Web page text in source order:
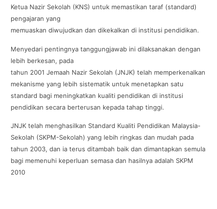
Ketua Nazir Sekolah (KNS) untuk memastikan taraf (standard)
pengajaran yang
memuaskan diwujudkan dan dikekalkan di institusi pendidikan.
Menyedari pentingnya tanggungjawab ini dilaksanakan dengan
lebih berkesan, pada
tahun 2001 Jemaah Nazir Sekolah (JNJK) telah memperkenalkan
mekanisme yang lebih sistematik untuk menetapkan satu
standard bagi meningkatkan kualiti pendidikan di institusi
pendidikan secara berterusan kepada tahap tinggi.
JNJK telah menghasilkan Standard Kualiti Pendidikan Malaysia-
Sekolah (SKPM-Sekolah) yang lebih ringkas dan mudah pada
tahun 2003, dan ia terus ditambah baik dan dimantapkan semula
bagi memenuhi keperluan semasa dan hasilnya adalah SKPM
2010